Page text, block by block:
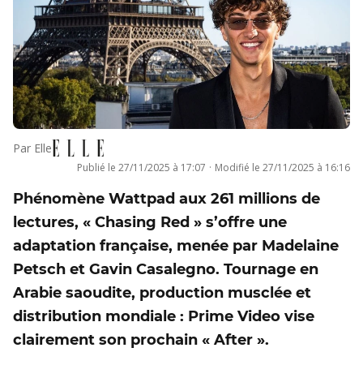
Par Elle
Publié le 27/11/2025 à 17:07 · Modifié le 27/11/2025 à 16:16
Phénomène Wattpad aux 261 millions de
lectures, « Chasing Red » s’offre une
adaptation française, menée par Madelaine
Petsch et Gavin Casalegno. Tournage en
Arabie saoudite, production musclée et
distribution mondiale : Prime Video vise
clairement son prochain « After ».